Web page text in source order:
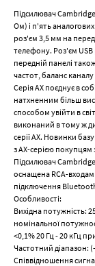
Підсилювач
Ом) і п'ять аналогових
роз'єм 3,5 мм на
телефону. Роз'єм USB
передній панелі
частот, баланс каналу
Серія AX поєднує в
натхненним більш
способом увійти в
виконаний в тому ж
серії AX. Новинки
з AX-серією
Підсилювач
оснащена RCA-
підключення
Особливості:
Вихідна потужність:
номінальної
<0,1% 20 Гц - 20 кГц
Частотний діапазон:
Співвідношення